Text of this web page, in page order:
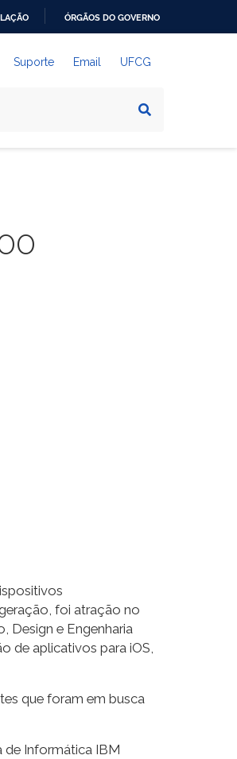
ÓRGÃOS DO GOVERNO
Suporte Email UFCG
foi atração no
Design e Engenharia
de aplicativos para iOS,
que foram em busca
Informática IBM